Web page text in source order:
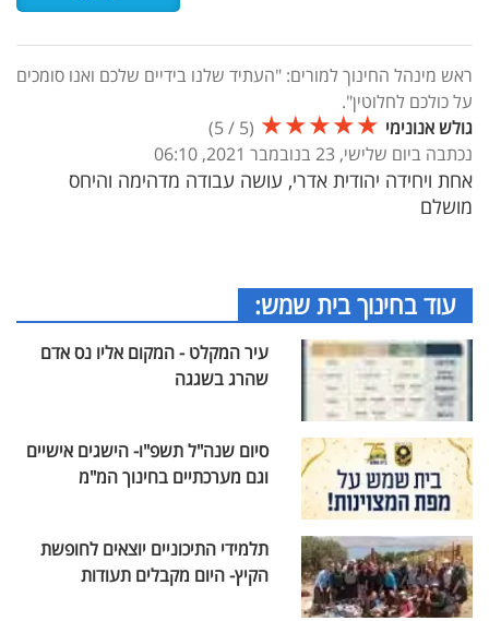
ראש מינהל החינוך למורים: "העתיד שלנו בידיים שלכם ואנו סומכים
על כולכם לחלוטין".
גולש אנונימי ★
★
★
★
★
(
5
/
5
)
נכתבה ביום שלישי, 23 בנובמבר 2021, 06:10
אחת ויחידה יהודית אדרי, עושה עבודה מדהימה והיחס
מושלם
עוד בחינוך בית שמש:
עיר המקלט - המקום אליו נס אדם
שהרג בשגגה
סיום שנה"ל תשפ"ו- הישגים אישיים
וגם מערכתיים בחינוך המ"מ
תלמידי התיכוניים יוצאים לחופשת
הקיץ- היום מקבלים תעודות